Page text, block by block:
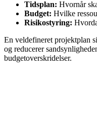
Tidsplan: Hvornår
Budget: Hvilke
Risikostyring:
En veldefineret projektplan
og reducerer
budgetoverskridelser.